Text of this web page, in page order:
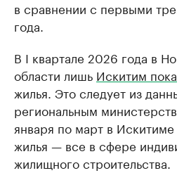
в сравнении с первыми
года.
В I квартале 2026 года в
области лишь Искитим
жилья. Это следует из
региональным
января по март в
жилья — все в сфере
жилищного строительства.